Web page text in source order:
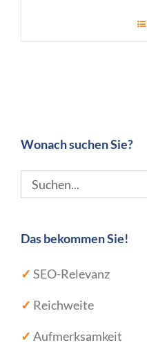
Wonach suchen Sie?
Das bekommen Sie!
✓ SEO-Relevanz
✓ Reichweite
✓ Aufmerksamkeit